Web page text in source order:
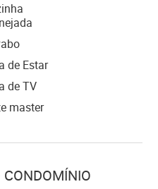
de Estar
de TV
master
CONDOMÍNIO